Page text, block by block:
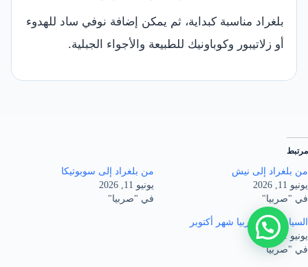
بلغراد مناسبة كبداية، ثم يمكن إضافة نوفي ساد للهدوء
أو زلاتيبور وكوباونيك للطبيعة والأجواء الجبلية.
مرتبط
من بلغراد إلى نيش
يونيو 11, 2026
في "صربيا"
من بلغراد إلى سوبوتيكا
يونيو 11, 2026
في "صربيا"
السياحة في صربيا شهر أكتوبر
يونيو 11, 2026
في "صربيا"